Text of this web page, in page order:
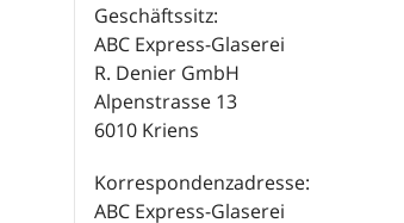
Geschäftssitz:
ABC Express-Glaserei
R. Denier GmbH
Alpenstrasse 13
6010 Kriens
Korrespondenzadresse:
ABC Express-Glaserei